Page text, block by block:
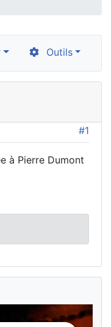
Outils
#1
à Pierre Dumont